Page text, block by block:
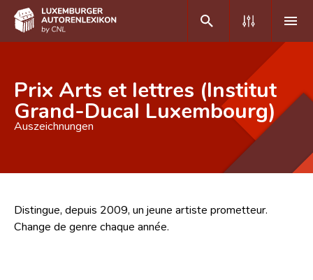
DE FR
Home
Häufige Fragen und Antworten
Prix Arts et lettres (Institut
Grand-Ducal Luxembourg)
Auszeichnungen
Distingue, depuis 2009, un jeune artiste prometteur.
Change de genre chaque année.